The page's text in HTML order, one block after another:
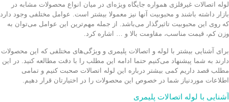
لوله اتصالات غیرفلزی همواره جایگاه ویژه‌ای در میان انواع محصولات مشابه در
بازار داشته باشند و محبوبیت آنها نیز معمولا بیشتر است. عوامل مختلفی وجود دارد
که روی این محبوبیت تاثیرگذار می‌باشد. از جمله مهم‌ترین این عوامل می‌توان به
وزن کم، قیمت مناسب، مقاومت بالا و … اشاره کرد.
برای آشنایی بیشتر با لوله و اتصالات پلیمری و ویژگی‌های مختلفی که این محصولات
دارند به شما پیشنهاد می‌کنیم حتما ادامه این مطلب را با دقت مطالعه کنید. در این
مطلب قصد داریم کمی بیشتر درباره این لوله اتصالات صحبت کنیم و تمامی
اطلاعات موردنیاز شما در خصوص این محصولات را در اختیارتان قرار دهیم.
آشنایی با لوله اتصالات پلیمری